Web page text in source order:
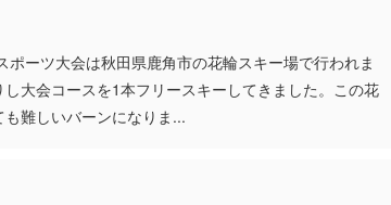
ポーツ大会は秋田県鹿角市の花輪スキー場で行われま
大会コースを1本フリースキーしてきました。この花
難しいバーンになりま...